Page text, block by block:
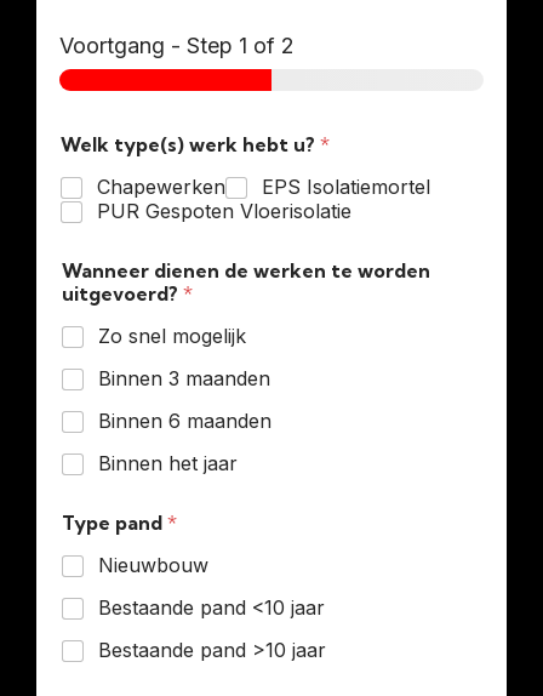
Voortgang - Step 1 of 2
Welk type(s) werk hebt u? *
Chapewerken
EPS Isolatiemortel
PUR Gespoten Vloerisolatie
Wanneer dienen de werken te worden
uitgevoerd? *
Zo snel mogelijk
Binnen 3 maanden
Binnen 6 maanden
Binnen het jaar
Type pand *
Nieuwbouw
Bestaande pand <10 jaar
Bestaande pand >10 jaar